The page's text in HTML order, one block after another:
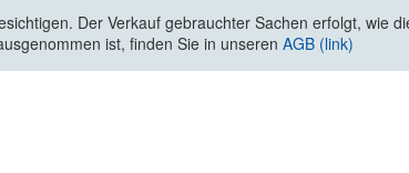
Der Verkauf gebrauchter Sachen erfolgt, wie
ist, finden Sie in unseren AGB (link)